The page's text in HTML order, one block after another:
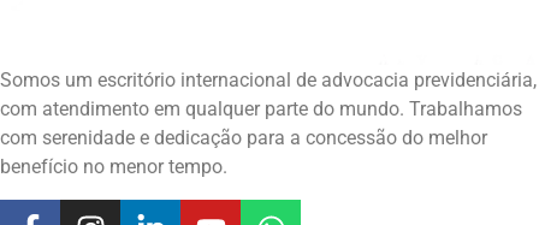
Somos um escritório internacional de advocacia previdenciária,
com atendimento em qualquer parte do mundo. Trabalhamos
com serenidade e dedicação para a concessão do melhor
benefício no menor tempo.